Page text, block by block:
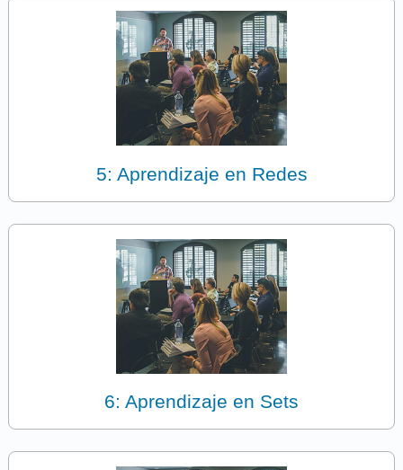
5: Aprendizaje en Redes
6: Aprendizaje en Sets